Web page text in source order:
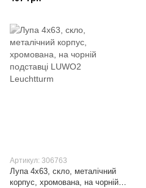
Артикул: 306763
Лупа 4х63, скло, металічний
корпус, хромована, на чорній